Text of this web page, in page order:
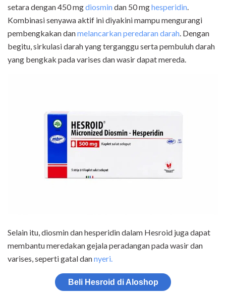
setara dengan 450 mgdiosmindan 50 mghesperidin.
Kombinasi senyawa aktif ini diyakini mampu mengurangi
pembengkakan danmelancarkan peredaran darah. Dengan
begitu, sirkulasi darah yang terganggu serta pembuluh darah
yang bengkak pada varises dan wasir dapat mereda.
Selain itu, diosmin dan hesperidin dalam Hesroid juga dapat
membantu meredakan gejala peradangan pada wasir dan
varises, seperti gatal dannyeri.
Beli Hesroid di Aloshop